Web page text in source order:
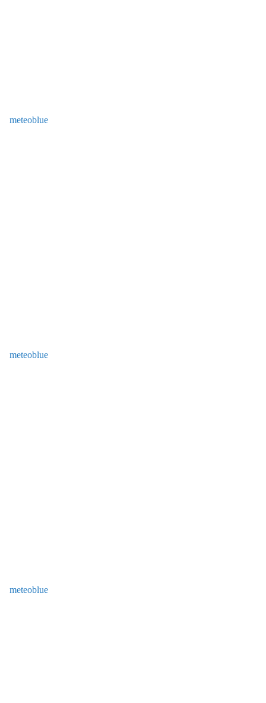
meteoblue
meteoblue
meteoblue